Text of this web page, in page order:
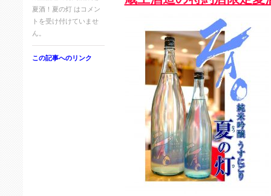
夏酒！夏の灯 は コメン
トを受け付けていませ
ん。
この記事へのリンク